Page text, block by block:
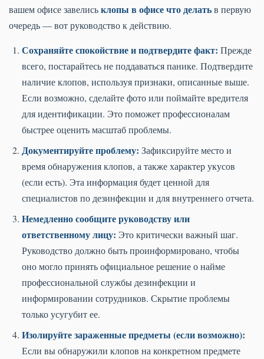
вашем офисе завелиськлопы в офисе что делатьв первую
очередь — вот руководство к действию.
Сохраняйте спокойствие и подтвердите факт: Прежде
всего, постарайтесь не поддаваться панике. Подтвердите
наличие клопов, используя признаки, описанные выше.
Если возможно, сделайте фото или поймайте вредителя
для идентификации. Это поможет профессионалам
быстрее оценить масштаб проблемы.
Документируйте проблему: Зафиксируйте место и
время обнаружения клопов, а также характер укусов
(если есть). Эта информация будет ценной для
специалистов по дезинфекции и для внутреннего отчета.
Немедленно сообщите руководству или
ответственному лицу: Это критически важный шаг.
Руководство должно быть проинформировано, чтобы
оно могло принять официальное решение о найме
профессиональной службы дезинфекции и
информировании сотрудников. Скрытие проблемы
только усугубит ее.
Изолируйте зараженные предметы (если возможно):
Если вы обнаружили клопов на конкретном предмете